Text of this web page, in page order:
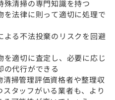
殊清掃の専門知識を持つ
を法律に則って適切に処理で
よる不法投棄のリスクを回避
を適切に査定し、必要に応じ
の代行ができる
掃管理評価資格者や整理収
タッフがいる業者も、より